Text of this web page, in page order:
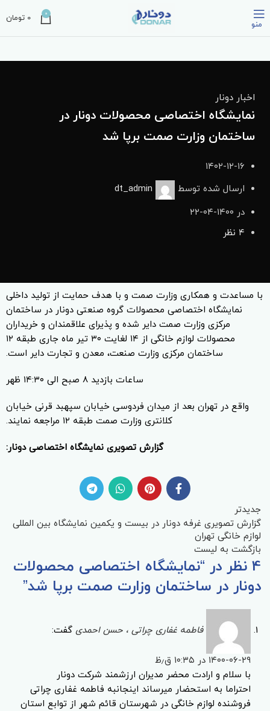
منو
0
0 تومان
اخبار دونار
نمایشگاه اختصاصی محصولات دونار در
ساختمان وزارت صمت برپا شد
۱۴۰۲-۱۲-۱۶
ارسال شده توسط
dt_admin
در ۱۴۰۰-۰۴-۲۲
۴ نظر
با مساعدت و همکاری وزارت صمت و با هدف حمایت از تولید داخلی
نمایشگاه اختصاصی محصولات گروه صنعتی دونار در ساختمان
مرکزی وزارت صمت دایر شده و پذیرای علاقمندان و خریداران
محصولات لوازم خانگی از ۱۴ لغایت ۳۰ تیر ماه جاری طبقه ۱۲
ساختمان مرکزی وزارت صنعت، معدن و تجارت دایر است.
ساعات بازدید ۸ صبح الی ۱۴:۳۰ ظهر
واقع در تهران بعد از میدان فردوسی خیابان سپهبد قرنی خیابان
کلانتری وزارت صمت طبقه ۱۲ مراجعه نمایند.
گزارش تصویری نمایشگاه اختصاصی دونار:
جدیدتر
گزارش تصویری غرفه دونار در بیست و یکمین نمایشگاه بین المللی
لوازم خانگی تهران
بازگشت به لیست
4 نظر در “
نمایشگاه اختصاصی محصولات
دونار در ساختمان وزارت صمت برپا شد”
فاطمه غفاری چراتی ، حسن احمدی گفت:
۱۴۰۰-۰۶-۲۹ در ۱۰:۳۵ ق٫ظ
با سلام و ارادت محضر مدیران ارزشمند شرکت دونار
احتراما به استحضار میرساند اینجانبه فاطمه غفاری چراتی
فروشنده لوازم خانگی در شهرستان قائم شهر از توابع استان